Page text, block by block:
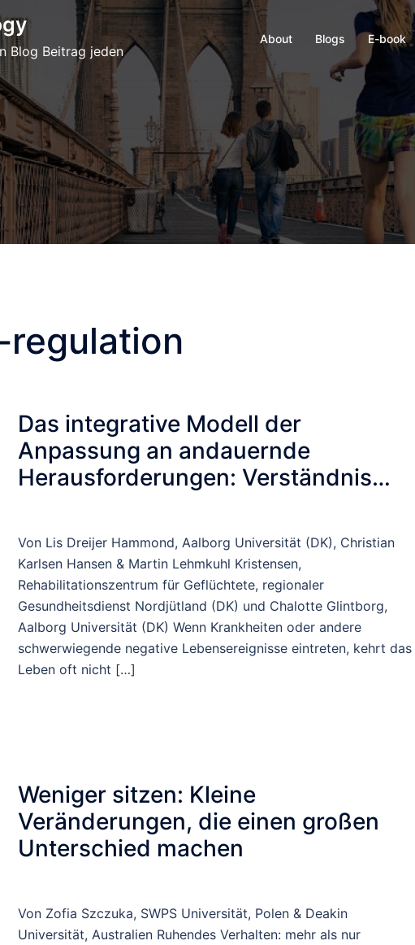
Blog Beitrag jeden
About Blogs E-book
regulation
Das integrative Modell der
Anpassung an andauernde
Herausforderungen: Verständnis
biopsychosozialen Anpassung
Von Lis Dreijer Hammond, Aalborg Universität (DK), Christian
Karlsen Hansen & Martin Lehmkuhl Kristensen,
Rehabilitationszentrum für Geflüchtete, regionaler
Gesundheitsdienst Nordjütland (DK) und Chalotte Glintborg,
Aalborg Universität (DK) Wenn Krankheiten oder andere
schwerwiegende negative Lebensereignisse eintreten, kehrt das
Leben oft nicht […]
Weniger sitzen: Kleine
Veränderungen, die einen großen
Unterschied machen
Von Zofia Szczuka, SWPS Universität, Polen & Deakin
Universität, Australien Ruhendes Verhalten: mehr als nur